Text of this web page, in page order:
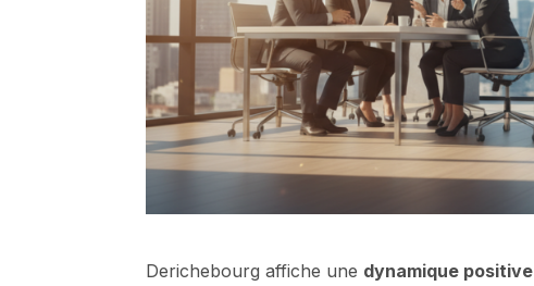
Derichebourg affiche une dynamique positive